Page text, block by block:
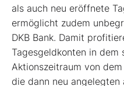
als auch neu eröffnete
ermöglicht zudem
DKB Bank. Damit
Tagesgeldkonten in dem
Aktionszeitraum von
die dann neu